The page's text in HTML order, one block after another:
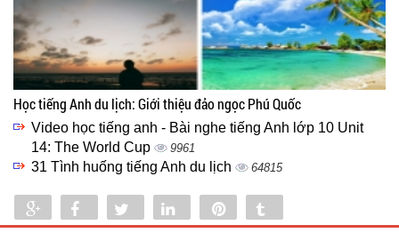
Học tiếng Anh du lịch: Giới thiệu đảo ngọc Phú Quốc
Video học tiếng anh - Bài nghe tiếng Anh lớp 10 Unit
14: The World Cup
9961
31 Tình huống tiếng Anh du lịch 64815
Share Share Tweet Share